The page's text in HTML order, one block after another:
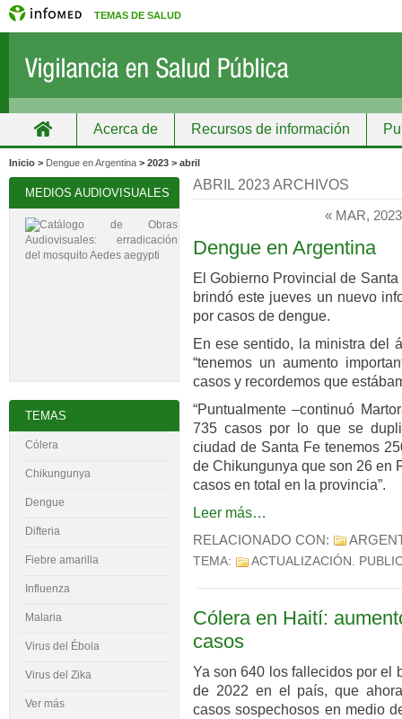
TEMAS DE SALUD
Acerca de Recursos de información
Grupos Recursos de información
Inicio > Dengue en Argentina > 2023 > abril
ABRIL 2023 ARCHIVOS
« MAR, 2023
Dengue en Argentina
El Gobierno Provincial de
brindó este jueves un nuevo
por casos de dengue.
En ese sentido, la ministra del
“tenemos un aumento
casos y recordemos que
“Puntualmente –continuó
735 casos por lo que se
ciudad de Santa Fe tenemos
de Chikungunya que son 26 en
casos en total en la provincia”.
Leer más…
RELACIONADO CON:
TEMA: ACTUALIZACIÓN .
Cólera en Haití:
casos
Ya son 640 los fallecidos por el
de 2022 en el país, que
casos sospechosos en medio
MEDIOS AUDIOVISUALES
TEMAS
Cólera
Chikungunya
Dengue
Difteria
Fiebre amarilla
Influenza
Malaria
Virus del Ébola
Virus del Zika
Ver más